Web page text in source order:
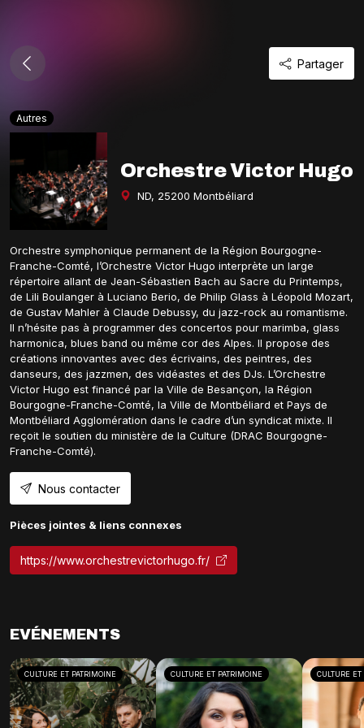
Partager
Autres
Orchestre Victor Hugo
ND, 25200 Montbéliard
Orchestre symphonique permanent de la Région Bourgogne-
Franche-Comté, l’Orchestre Victor Hugo interprète un large
répertoire allant de Jean-Sébastien Bach au Sacre du Printemps,
de Lili Boulanger à Luciano Berio, de Philip Glass à Léopold Mozart,
de Gustav Mahler à Claude Debussy, du jazz-rock au romantisme.
Il n’hésite pas à programmer des concertos pour marimba, glass
harmonica, blues band ou même cor des Alpes. Il propose des
créations innovantes avec des écrivains, des peintres, des
danseurs, des jazzmen, des vidéastes et des DJs. L’Orchestre
Victor Hugo est financé par la Ville de Besançon, la Région
Bourgogne-Franche-Comté, la Ville de Montbéliard et Pays de
Montbéliard Agglomération dans le cadre d’un syndicat mixte. Il
reçoit le soutien du ministère de la Culture (DRAC Bourgogne-
Franche-Comté).
Nous contacter
Pièces jointes & liens connexes
https://www.orchestrevictorhugo.fr/
EVÉNEMENTS
CULTURE ET PATRIMOINE CULTURE ET PATRIMOINE CULTURE